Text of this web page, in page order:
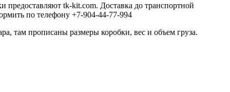
предоставляют tk-kit.com. Доставка до транспортной
по телефону +7-904-44-77-994
там прописаны размеры коробки, вес и объем груза.